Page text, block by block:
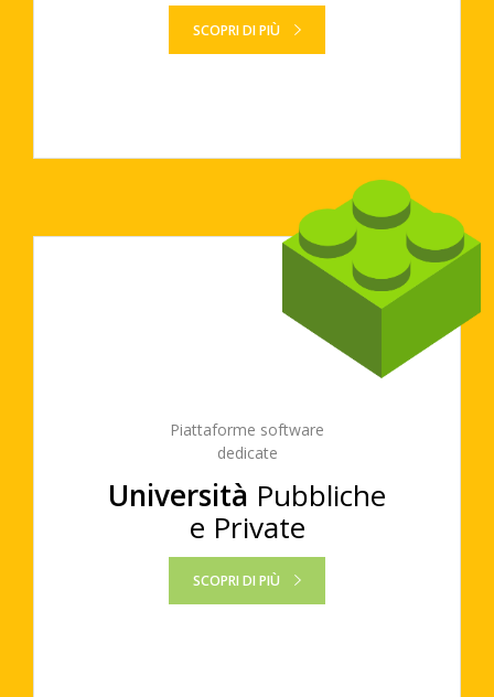
SCOPRI DI PIÙ
Piattaforme software
dedicate
Università Pubbliche
e Private
SCOPRI DI PIÙ